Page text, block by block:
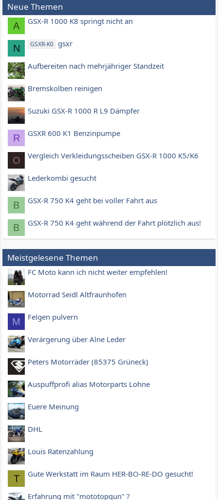
Neue Themen
A GSX-R 1000 K8 springt nicht an
N GSXR-K0 gsxr
Aufbereiten nach mehrjähriger Standzeit
Bremskolben reinigen
Suzuki GSX-R 1000 R L9 Dämpfer
R GSXR 600 K1 Benzinpumpe
O Vergleich Verkleidungsscheiben GSX-R 1000 K5/K6
Lederkombi gesucht
B GSX-R 750 K4 geht bei voller Fahrt aus
B GSX-R 750 K4 geht während der Fahrt plötzlich aus!
Meistgelesene Themen
FC Moto kann ich nicht weiter empfehlen!
Motorrad Seidl Altfraunhofen
M Felgen pulvern
Verärgerung über Alne Leder
Peters Motorräder (85375 Grüneck)
Auspuffprofi alias Motorparts Lohne
Euere Meinung
DHL
Louis Ratenzahlung
T Gute Werkstatt im Raum HER-BO-RE-DO gesucht!
Erfahrung mit "mototopgun" ?